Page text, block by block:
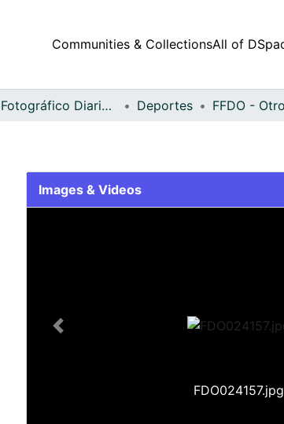
Communities & CollectionsAll of
Fondo Fotográfico Diario Occidente Deportes
Images & Videos
FDO024157.jpg
Previous